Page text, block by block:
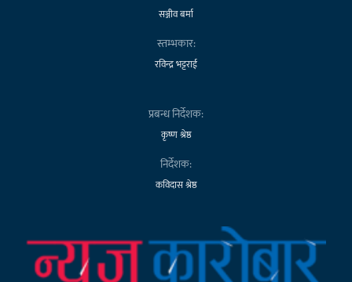
सञ्जीव बर्मा
स्तम्भकार:
रविन्द्र भट्टराई
प्रबन्ध निर्देशक:
कृष्ण श्रेष्ठ
निर्देशक:
कविदास श्रेष्ठ